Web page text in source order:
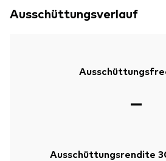
Ausschüttungsverlauf
—
Ausschüttungsrendite